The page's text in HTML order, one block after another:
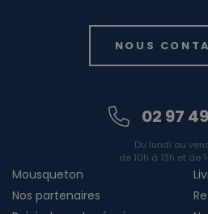
NOUS
02 97
Du lundi au
de 10h à 13h et de
Mousqueton
Nos partenaires